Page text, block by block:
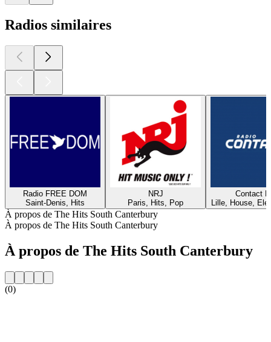
Radios similaires
Radio FREE DOM
Saint-Denis, Hits
NRJ
Paris, Hits, Pop
Contact
Lille, House,
À propos de The Hits South Canterbury
À propos de The Hits South Canterbury
À propos de The Hits South Canterbury
(0)